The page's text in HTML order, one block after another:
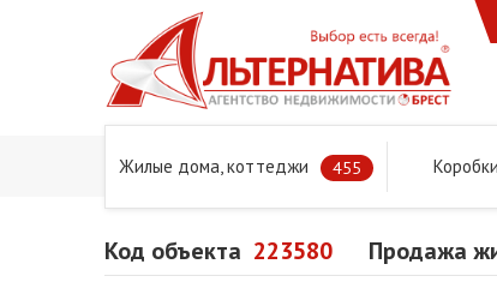
Жилые дома, коттеджи 455
Главная Предложения Дома в Бресте и
Код объекта 223580 Продажа